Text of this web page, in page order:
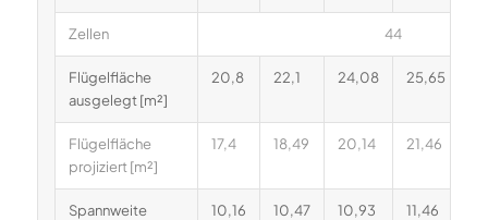
Zellen 44
Flügelfläche
ausgelegt [m²]
20,8 22,1 24,08 25,65
Flügelfläche
projiziert [m²]
17,4 18,49 20,14 21,46
Spannweite
10,16 10,47 10,93 11,46